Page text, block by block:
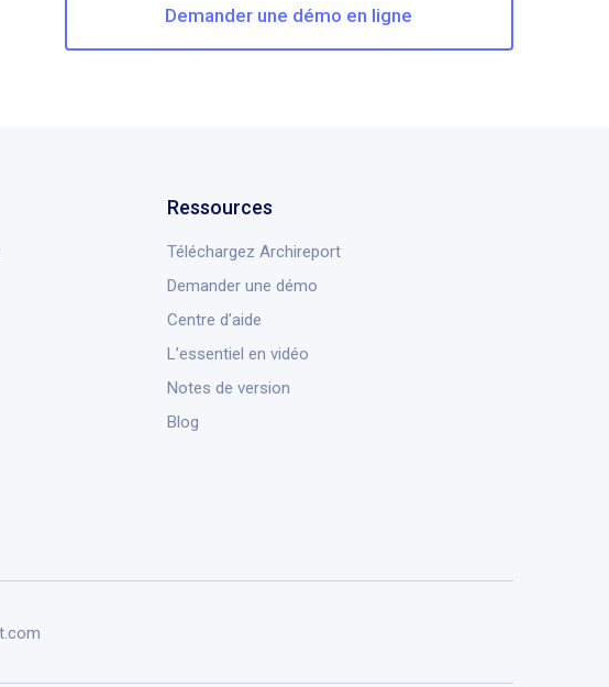
Demander une démo en ligne
Ressources
Téléchargez Archireport
Demander une démo
Centre d’aide
L’essentiel en vidéo
Notes de version
Blog